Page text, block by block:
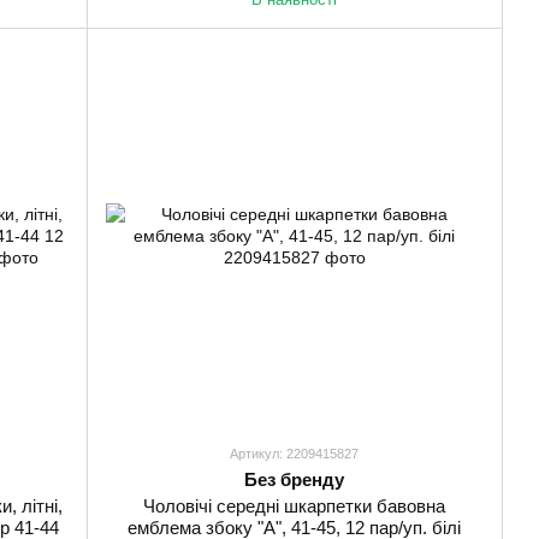
літні,
41-44
Артикул: 2209415827
Без бренду
Чоловічі середні шкарпетки бавовна
емблема збоку "А", 41-45, 12 пар/уп. білі